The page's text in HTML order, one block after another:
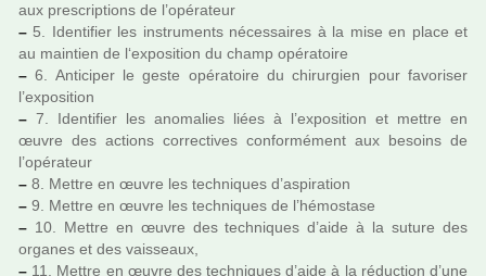
aux pres­crip­tions de l’opé­ra­teur
– 5. Identifier les ins­tru­ments néces­sai­res à la mise en place et
au main­tien de l‘expo­si­tion du champ opé­ra­toire
– 6. Anticiper le geste opé­ra­toire du chi­rur­gien pour favo­ri­ser
l’expo­si­tion
– 7. Identifier les ano­ma­lies liées à l’expo­si­tion et mettre en
œuvre des actions cor­rec­ti­ves confor­mé­ment aux besoins de
l’opé­ra­teur
– 8. Mettre en œuvre les tech­ni­ques d’aspi­ra­tion
– 9. Mettre en œuvre les tech­ni­ques de l’hémo­stase
– 10. Mettre en œuvre des tech­ni­ques d’aide à la suture des
orga­nes et des vais­seaux,
– 11. Mettre en œuvre des tech­ni­ques d’aide à la réduc­tion d’une